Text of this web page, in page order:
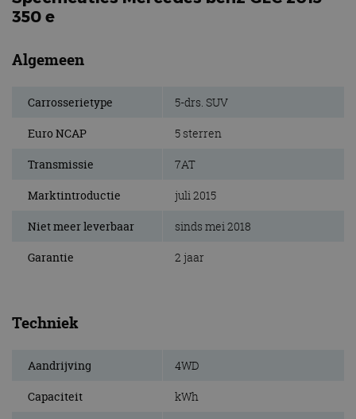
350 e
Algemeen
Carrosserietype 5-drs. SUV
Euro NCAP 5 sterren
Transmissie 7AT
Marktintroductie juli 2015
Niet meer leverbaar sinds mei 2018
Garantie 2 jaar
Techniek
Aandrijving 4WD
Capaciteit kWh